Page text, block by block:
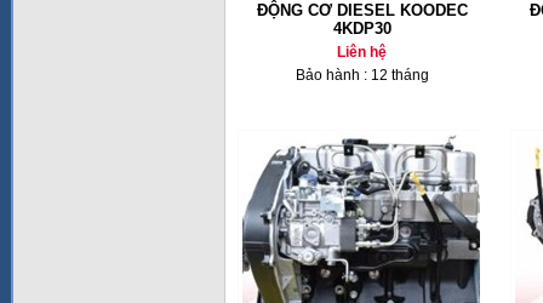
ĐỘNG CƠ DIESEL KOODEC
4KDP30
Liên hệ
Bảo hành : 12 tháng